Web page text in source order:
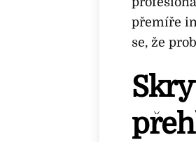
přemíře
se, že